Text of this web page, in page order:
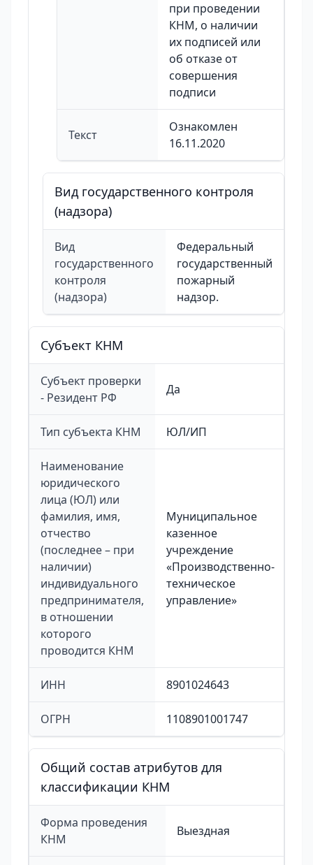
при проведении
КНМ, о наличии
их подписей или
об отказе от
совершения
подписи
Текст
Ознакомлен
16.11.2020
Вид государственного контроля
(надзора)
Вид
государственного
контроля
(надзора)
Федеральный
государственный
пожарный
надзор.
Cубъект КНМ
Субъект проверки
- Резидент РФ
Да
Тип субъекта КНМ ЮЛ/ИП
Наименование
юридического
лица (ЮЛ) или
фамилия, имя,
отчество
(последнее – при
наличии)
индивидуального
предпринимателя,
в отношении
которого
проводится КНМ
Муниципальное
казенное
учреждение
«Производственно-
техническое
управление»
ИНН 8901024643
ОГРН 1108901001747
Общий состав атрибутов для
классификации КНМ
Форма проведения
КНМ
Выездная